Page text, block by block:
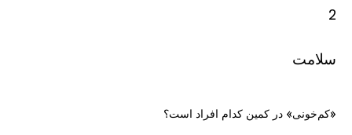
2
سلامت
«کم‌خونی» در کمین کدام افراد است؟